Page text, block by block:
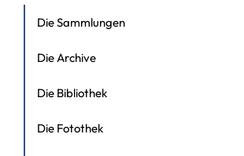
Die Sammlungen
Die Archive
Die Bibliothek
Die Fotothek